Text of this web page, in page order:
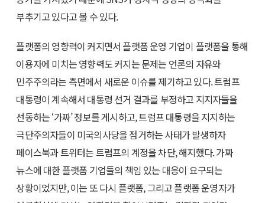
부추기고 있다고 볼 수 있다.
플랫폼의 영향력이 커지면서 플랫폼 운영 기업이 플랫폼을 통해
이용자에 미치는 영향력도 커지는 문제는 언론의 자유와
민주주의라는 측면에서 새로운 이슈를 제기하고 있다. 트럼프
대통령이 계속해서 대통령 선거 결과를 부정하고 지지자들을
선동하는 ‘가짜’ 정보를 게시하고, 트럼프 대통령을 지지하는
극단주의자들이 미국의사당을 점거하는 사태가 발생하자
페이스북과 트위터는 트럼프의 계정을 차단, 해지했다. 가짜
뉴스에 대한 플랫폼 기업들의 책임 있는 대응이 요구되는
상황이었지만, 이는 또 다시 플랫폼, 그리고 플랫폼 운영자가